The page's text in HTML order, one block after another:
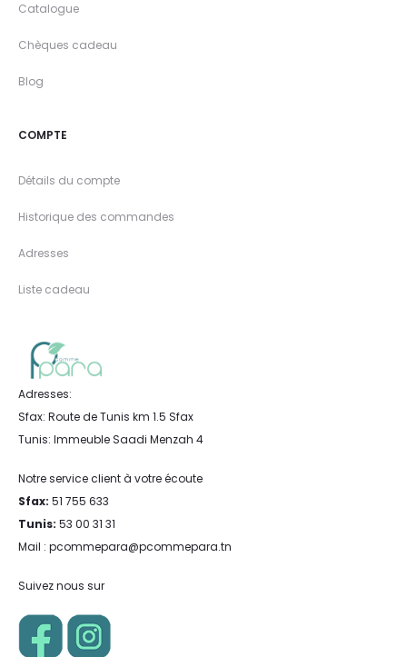
Catalogue
Chèques cadeau
Blog
COMPTE
Détails du compte
Historique des commandes
Adresses
Liste cadeau
Adresses:
Sfax: Route de Tunis km 1.5 Sfax
Tunis: Immeuble Saadi Menzah 4
Notre service client à votre écoute
Sfax: 51 755 633
Tunis: 53 00 31 31
Mail : pcommepara@pcommepara.tn
Suivez nous sur